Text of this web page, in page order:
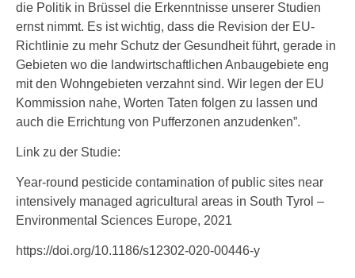
die Politik in Brüssel die Erkenntnisse unserer Studien
ernst nimmt. Es ist wichtig, dass die Revision der EU-
Richtlinie zu mehr Schutz der Gesundheit führt, gerade in
Gebieten wo die landwirtschaftlichen Anbaugebiete eng
mit den Wohngebieten verzahnt sind. Wir legen der EU
Kommission nahe, Worten Taten folgen zu lassen und
auch die Errichtung von Pufferzonen anzudenken”.
Link zu der Studie:
Year-round pesticide contamination of public sites near
intensively managed agricultural areas in South Tyrol –
Environmental Sciences Europe, 2021
https://doi.org/10.1186/s12302-020-00446-y